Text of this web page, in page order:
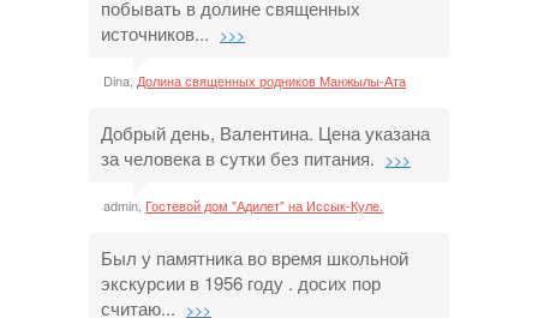
побывать в долине священных
источников...
>>>
Dina, Долина священных родников Манжылы-Ата
Добрый день, Валентина. Цена указана
за человека в сутки без питания.
>>>
admin, Гостевой дом "Адилет" на Иссык-Куле.
Был у памятника во время школьной
экскурсии в 1956 году . досих пор
считаю...
>>>